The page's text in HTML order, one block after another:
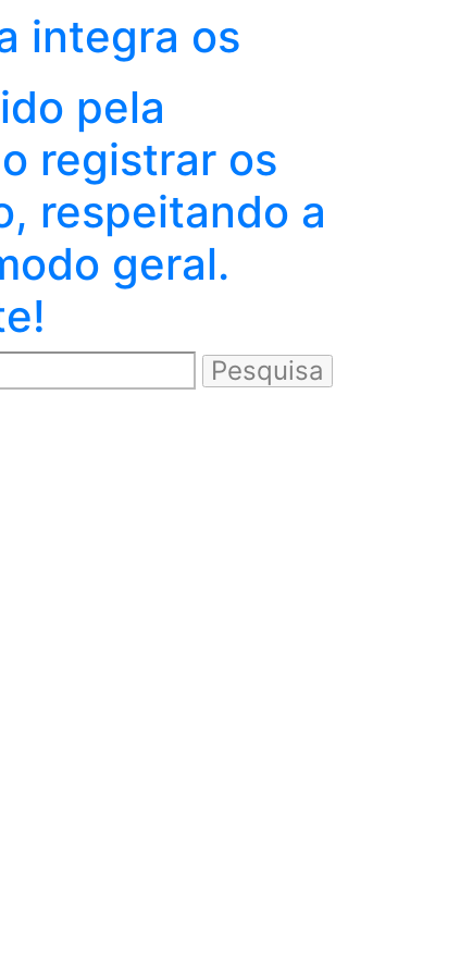
integra os
pela
registrar os
respeitando a
geral.